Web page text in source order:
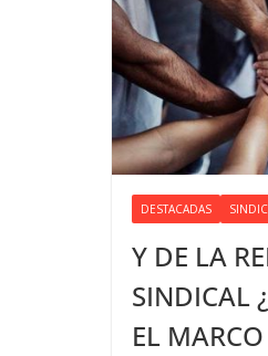
DESTACADAS
Y DE LA
SINDICAL
EL